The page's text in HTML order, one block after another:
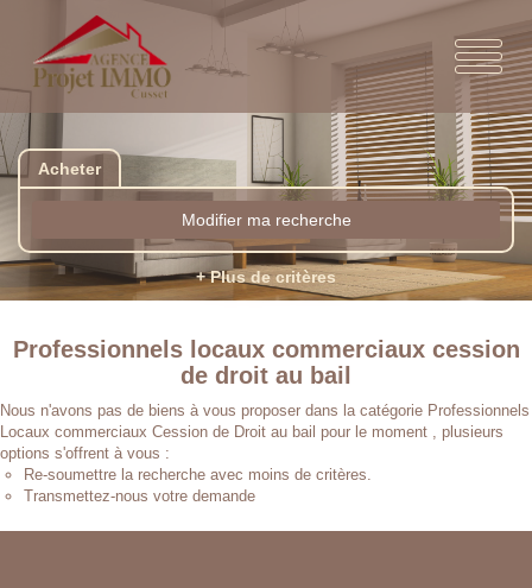
Acheter
Modifier ma recherche
+ Plus de critères
Professionnels locaux commerciaux cession
de droit au bail
Nous n'avons pas de biens à vous proposer dans la catégorie Professionnels
Locaux commerciaux Cession de Droit au bail pour le moment , plusieurs
options s'offrent à vous :
Re-soumettre la recherche avec moins de critères.
Transmettez-nous votre demande